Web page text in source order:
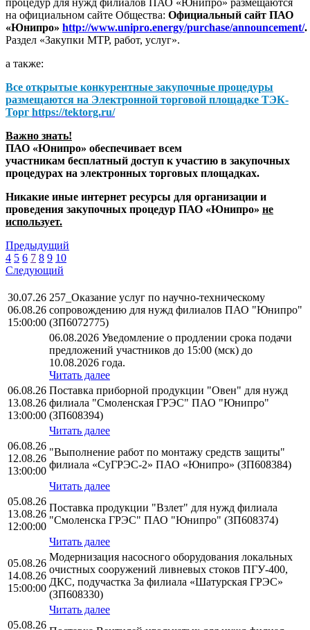
процедур для нужд филиалов ПАО «Юнипро» размещаются
на официальном сайте Общества: Официальный сайт ПАО
«Юнипро» http://www.unipro.energy/purchase/announcement/.
Раздел «Закупки МТР, работ, услуг».
а также:
Все открытые конкурентные закупочные процедуры
размещаются на Электронной торговой площадке ТЭК-
Торг https://tektorg.ru/
Важно знать!
ПАО «Юнипро» обеспечивает всем
участникам бесплатный доступ к участию в закупочных
процедурах на электронных торговых площадках.
Никакие иные интернет ресурсы для организации и
проведения закупочных процедур ПАО «Юнипро» не
использует.
Предыдущий
4 5 6 7 8 9 10
Следующий
30.07.26
06.08.26
15:00:00
257_Оказание услуг по научно-техническому
сопровождению для нужд филиалов ПАО "Юнипро"
(ЗП6072775)
06.08.2026 Уведомление о продлении срока подачи
предложений участников до 15:00 (мск) до
10.08.2026 года.
Читать далее
06.08.26
13.08.26
13:00:00
Поставка приборной продукции "Овен" для нужд
филиала "Смоленская ГРЭС" ПАО "Юнипро"
(ЗП608394)
Читать далее
06.08.26
12.08.26
13:00:00
"Выполнение работ по монтажу средств защиты"
филиала «СуГРЭС-2» ПАО «Юнипро» (ЗП608384)
Читать далее
05.08.26
13.08.26
12:00:00
Поставка продукции "Взлет" для нужд филиала
"Смоленска ГРЭС" ПАО "Юнипро" (ЗП608374)
Читать далее
05.08.26
14.08.26
15:00:00
Модернизация насосного оборудования локальных
очистных сооружений ливневых стоков ПГУ-400,
ДКС, подучастка 3а филиала «Шатурская ГРЭС»
(ЗП608330)
Читать далее
05.08.26